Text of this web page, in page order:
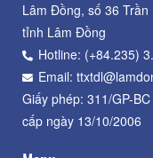
Lâm Đồng, số 36
tỉnh Lâm Đồng
Hotline: (+84.235)
Email:
Giấy phép: 311/GP-
cấp ngày 13/10/2006